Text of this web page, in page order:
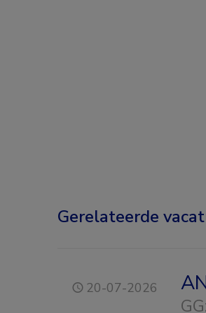
Gerelateerde
20-07-2026